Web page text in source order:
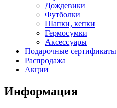
Дождевики
Футболки
Шапки, кепки
Гермосумки
Аксессуары
Подарочные сертификаты
Распродажа
Акции
Информация